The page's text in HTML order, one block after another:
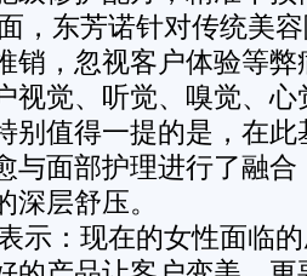
，东芳诺针对传统美
销，忽视客户体验等
视觉、听觉、嗅觉、
别值得一提的是，在
与面部护理进行了融
深层舒压。
示：现在的女性面临